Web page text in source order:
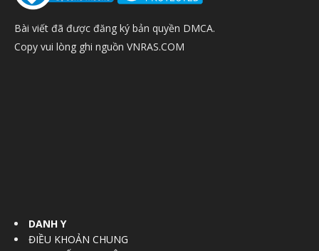
Bài viết đã được đăng ký bản quyền DMCA.
Copy vui lòng ghi nguồn VNRAS.COM
DANH Y
ĐIỀU KHOẢN CHUNG